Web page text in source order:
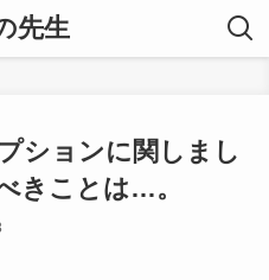
先生
ションに関しまし
きことは…。